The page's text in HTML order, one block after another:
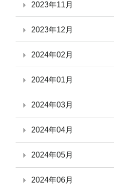
2023年11月
2023年12月
2024年02月
2024年01月
2024年03月
2024年04月
2024年05月
2024年06月